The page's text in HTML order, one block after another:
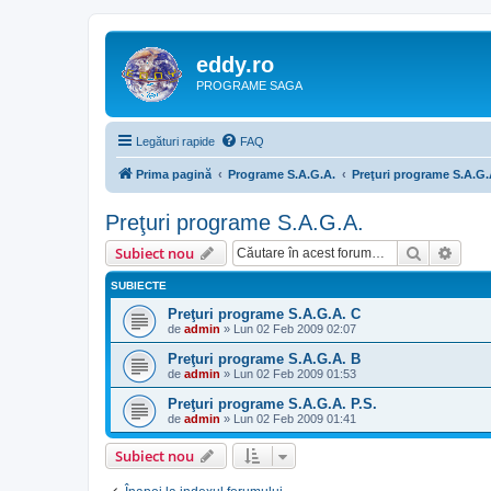
eddy.ro
PROGRAME SAGA
Legături rapide FAQ
Prima pagină Programe S.A.G.A. Preţuri programe
Preţuri programe S.A.G.A.
Subiect nou Căutare
SUBIECTE
Preţuri programe S.A.G.A. C
de admin » Lun 02 Feb 2009 02:07
Preţuri programe S.A.G.A. B
de admin » Lun 02 Feb 2009 01:53
Preţuri programe S.A.G.A. P.S.
de admin » Lun 02 Feb 2009 01:41
Subiect nou